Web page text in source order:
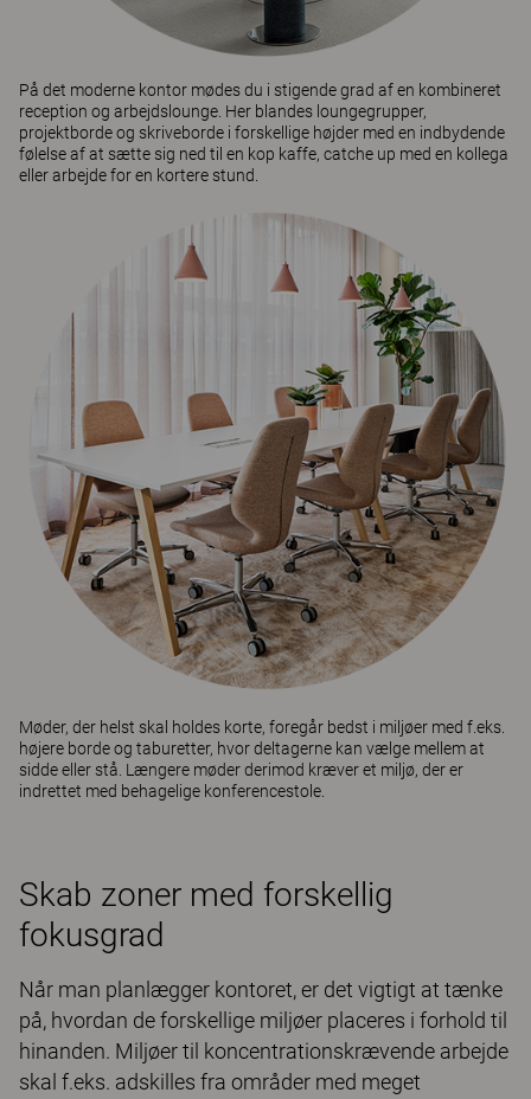
På det moderne kontor mødes du i stigende grad af en kombineret
reception og arbejdslounge. Her blandes loungegrupper,
projektborde og skriveborde i forskellige højder med en indbydende
følelse af at sætte sig ned til en kop kaffe, catche up med en kollega
eller arbejde for en kortere stund.
Møder, der helst skal holdes korte, foregår bedst i miljøer med f.eks.
højere borde og taburetter, hvor deltagerne kan vælge mellem at
sidde eller stå. Længere møder derimod kræver et miljø, der er
indrettet med behagelige konferencestole.
Skab zoner med forskellig
fokusgrad
Når man planlægger kontoret, er det vigtigt at tænke
på, hvordan de forskellige miljøer placeres i forhold til
hinanden. Miljøer til koncentrationskrævende arbejde
skal f.eks. adskilles fra områder med meget